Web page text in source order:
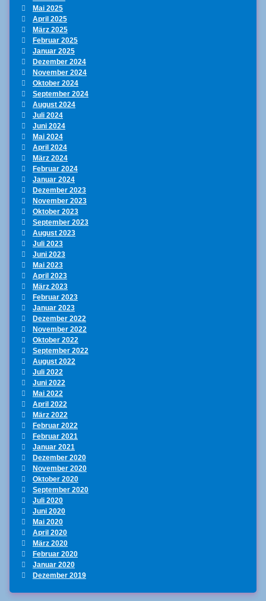
Mai 2025
April 2025
März 2025
Februar 2025
Januar 2025
Dezember 2024
November 2024
Oktober 2024
September 2024
August 2024
Juli 2024
Juni 2024
Mai 2024
April 2024
März 2024
Februar 2024
Januar 2024
Dezember 2023
November 2023
Oktober 2023
September 2023
August 2023
Juli 2023
Juni 2023
Mai 2023
April 2023
März 2023
Februar 2023
Januar 2023
Dezember 2022
November 2022
Oktober 2022
September 2022
August 2022
Juli 2022
Juni 2022
Mai 2022
April 2022
März 2022
Februar 2022
Februar 2021
Januar 2021
Dezember 2020
November 2020
Oktober 2020
September 2020
Juli 2020
Juni 2020
Mai 2020
April 2020
März 2020
Februar 2020
Januar 2020
Dezember 2019